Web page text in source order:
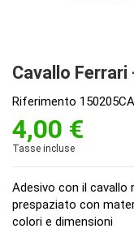
Cavallo
Riferimento
4,00 €
Tasse incluse
Adesivo con il cavallo
prespaziato con
colori e dimensioni